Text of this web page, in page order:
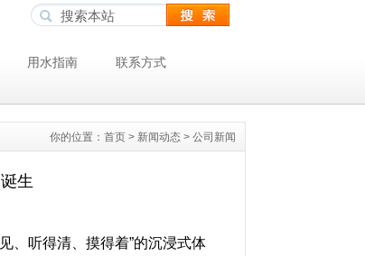
用水指南 联系方式
你的位置： 首页 > 新闻动态 > 公司新闻
生
、听得清、摸得着”的沉浸式体